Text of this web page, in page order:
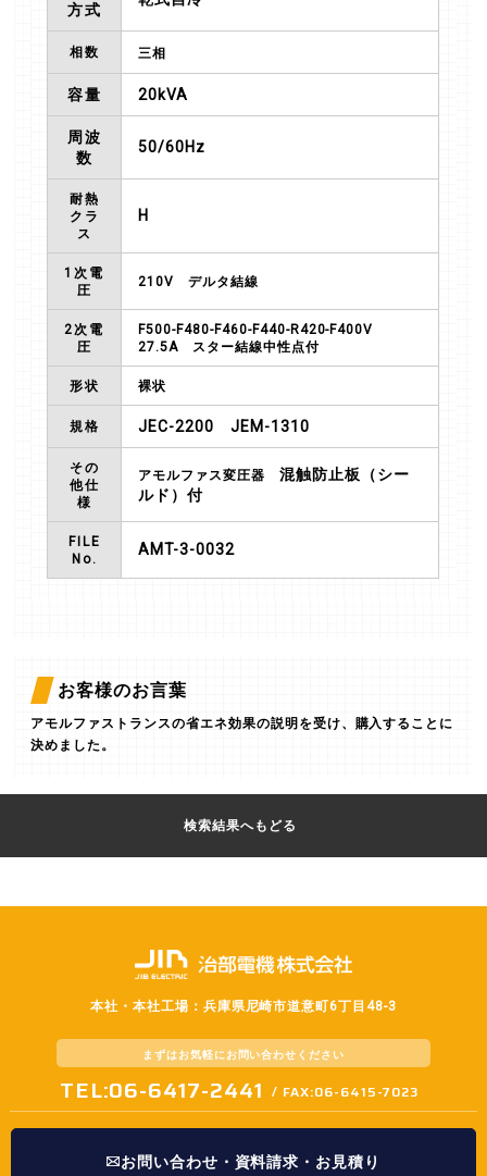
方式
相数 三相
容量 20kVA
周波
数
50/60Hz
耐熱
クラ
ス
H
1次電
圧
210V デルタ結線
2次電
圧
F500-F480-F460-F440-R420-F400V
27.5A スター結線中性点付
形状 裸状
規格 JEC-2200 JEM-1310
その
他仕
様
アモルファス変圧器混触防止板（シー
ルド）付
FILE
No.
AMT-3-0032
お客様のお言葉
アモルファストランスの省エネ効果の説明を受け、購入することに
決めました。
検索結果へもどる
本社・本社工場：兵庫県尼崎市道意町6丁目48-3
まずはお気軽にお問い合わせください
TEL:06-6417-2441 / FAX:06-6415-7023
お問い合わせ・資料請求・お見積り